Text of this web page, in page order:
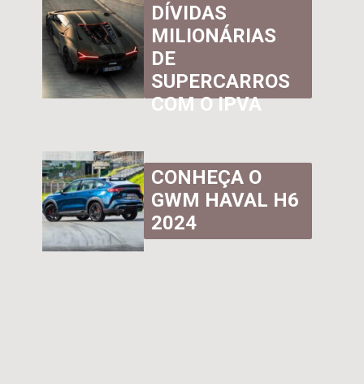
DÍVIDAS
MILIONÁRIAS
DE
SUPERCARROS
COM O IPVA
CONHEÇA O
GWM HAVAL H6
2024